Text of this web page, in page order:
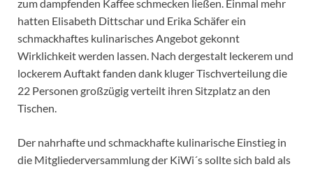
zum dampfenden Kaffee schmecken ließen. Einmal mehr
hatten Elisabeth Dittschar und Erika Schäfer ein
schmackhaftes kulinarisches Angebot gekonnt
Wirklichkeit werden lassen. Nach dergestalt leckerem und
lockerem Auftakt fanden dank kluger Tischverteilung die
22 Personen großzügig verteilt ihren Sitzplatz an den
Tischen.
Der nahrhafte und schmackhafte kulinarische Einstieg in
die Mitgliederversammlung der KiWi´s sollte sich bald als